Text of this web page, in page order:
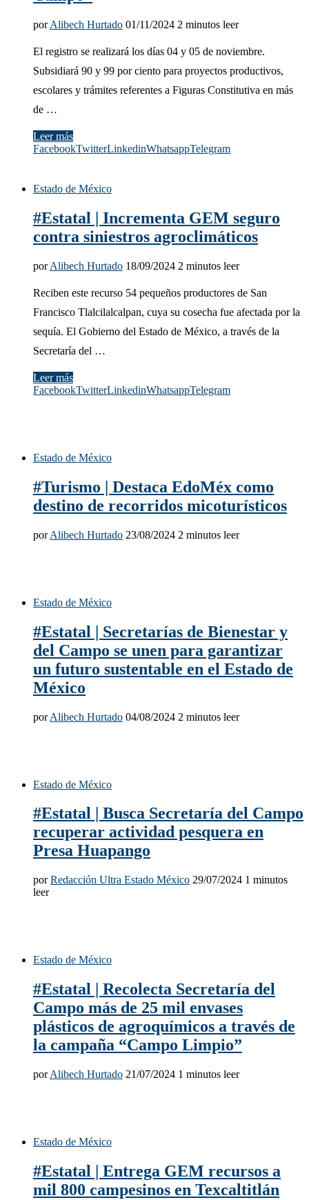
porAlibech Hurtado 01/11/2024 2 minutos leer
El registro se realizará los días 04 y 05 de noviembre.
Subsidiará 90 y 99 por ciento para proyectos productivos,
escolares y trámites referentes a Figuras Constitutiva en más
de …
Leer más
FacebookTwitterLinkedinWhatsappTelegram
Estado de México
#Estatal | Incrementa GEM seguro
contra siniestros agroclimáticos
porAlibech Hurtado 18/09/2024 2 minutos leer
Reciben este recurso 54 pequeños productores de San
Francisco Tlalcilalcalpan, cuya su cosecha fue afectada por la
sequía. El Gobierno del Estado de México, a través de la
Secretaría del …
Leer más
FacebookTwitterLinkedinWhatsappTelegram
Estado de México
#Turismo | Destaca EdoMéx como
destino de recorridos micoturísticos
porAlibech Hurtado 23/08/2024 2 minutos leer
Estado de México
#Estatal | Secretarías de Bienestar y
del Campo se unen para garantizar
un futuro sustentable en el Estado de
México
porAlibech Hurtado 04/08/2024 2 minutos leer
Estado de México
#Estatal | Busca Secretaría del Campo
recuperar actividad pesquera en
Presa Huapango
porRedacción Ultra Estado México 29/07/2024 1 minutos
leer
Estado de México
#Estatal | Recolecta Secretaría del
Campo más de 25 mil envases
plásticos de agroquímicos a través de
la campaña “Campo Limpio”
porAlibech Hurtado 21/07/2024 1 minutos leer
Estado de México
#Estatal | Entrega GEM recursos a
mil 800 campesinos en Texcaltitlán